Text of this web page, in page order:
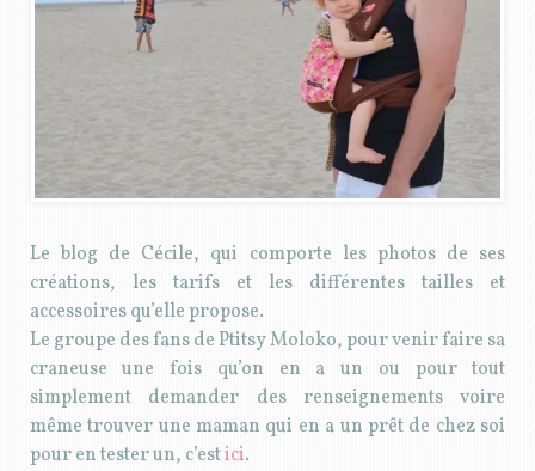
Le blog de Cécile, qui comporte les photos de ses
créations, les tarifs et les différentes tailles et
accessoires qu’elle propose.
Le groupe des fans de Ptitsy Moloko, pour venir faire sa
craneuse une fois qu’on en a un ou pour tout
simplement demander des renseignements voire
même trouver une maman qui en a un prêt de chez soi
pour en tester un, c’estici.